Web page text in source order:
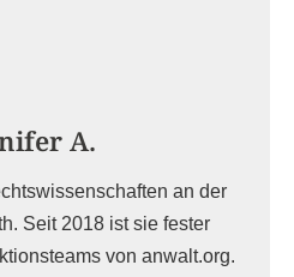
A.
an der
Seit 2018 ist sie fester
von anwalt.org.